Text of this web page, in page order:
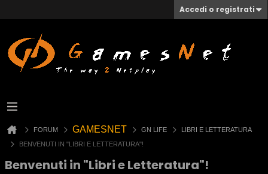
Accedi o registrati
FORUM GAMESNET GN LIFE
LIBRI E LETTERATURA
BENVENUTI IN "LIBRI E LETTERATURA"!
Benvenuti in "Libri e Letteratura"!